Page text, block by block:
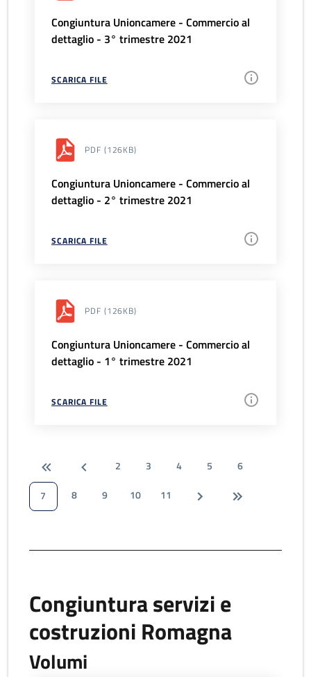
Congiuntura Unioncamere - Commercio al
dettaglio - 3° trimestre 2021
SCARICA FILE
PDF (126KB)
Congiuntura Unioncamere - Commercio al
dettaglio - 2° trimestre 2021
SCARICA FILE
PDF (126KB)
Congiuntura Unioncamere - Commercio al
dettaglio - 1° trimestre 2021
SCARICA FILE
2 3 4 5
6
7
8 9 10 11
Congiuntura servizi e
costruzioni Romagna
Volumi